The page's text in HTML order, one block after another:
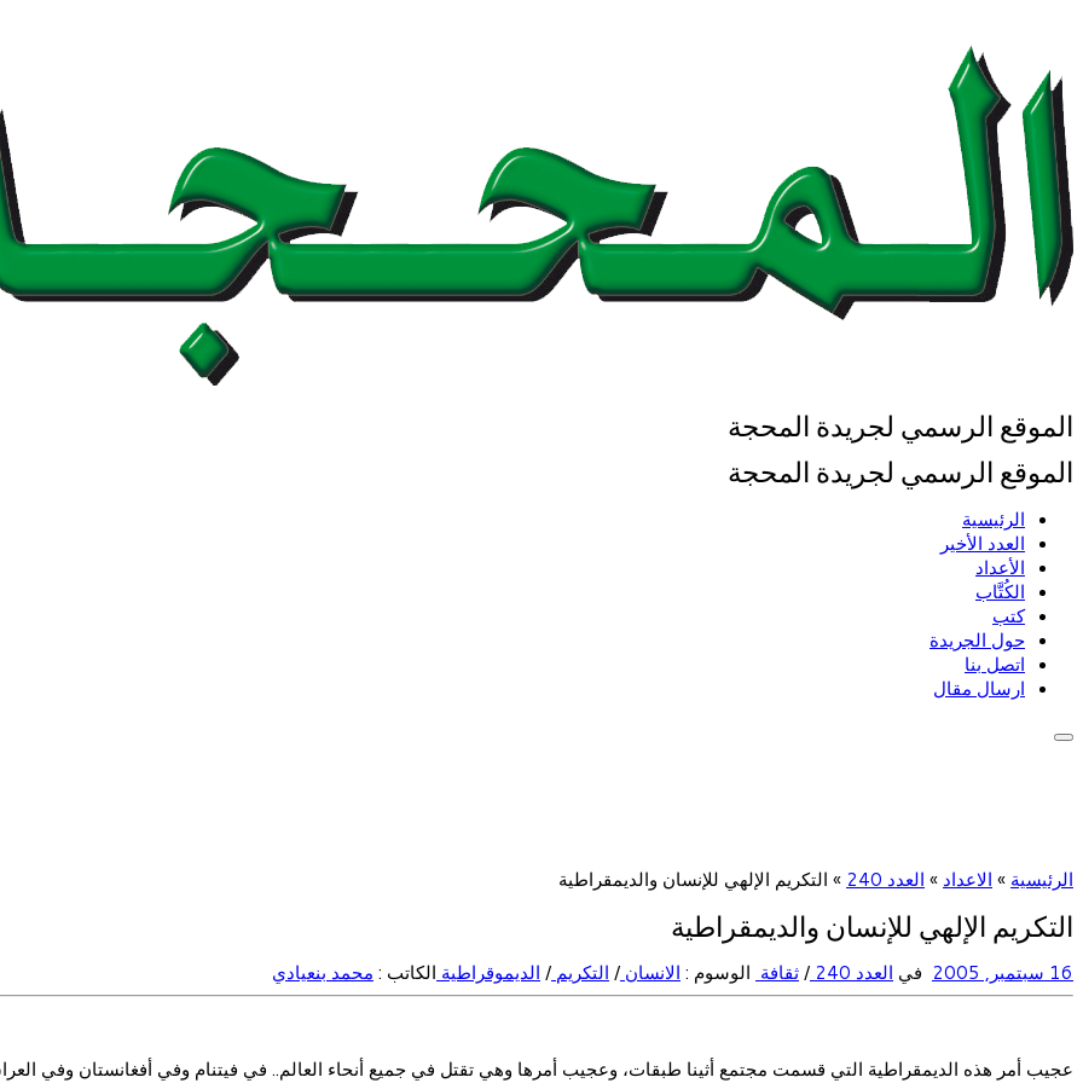
الموقع الرسمي لجريدة المحجة
الموقع الرسمي لجريدة المحجة
الرئيسية
العدد الأخير
الأعداد
الكُتَّاب
كتب
حول الجريدة
اتصل بنا
ارسال مقال
الرئيسية » الاعداد » العدد 240 » التكريم الإلهي للإنسان والديمقراطية
التكريم الإلهي للإنسان والديمقراطية
16 سبتمبر, 2005 في العدد 240 /ثقافة الوسوم : الانسان / التكريم / الديموقراطية الكاتب : محمد بنعيادي
عجيب أمر هذه الديمقراطية التي قسمت مجتمع أثينا طبقات، وعجيب أمرها وهي تقتل في جميع أنحاء العالم.. في فيتنام وفي أفغانستان وفي